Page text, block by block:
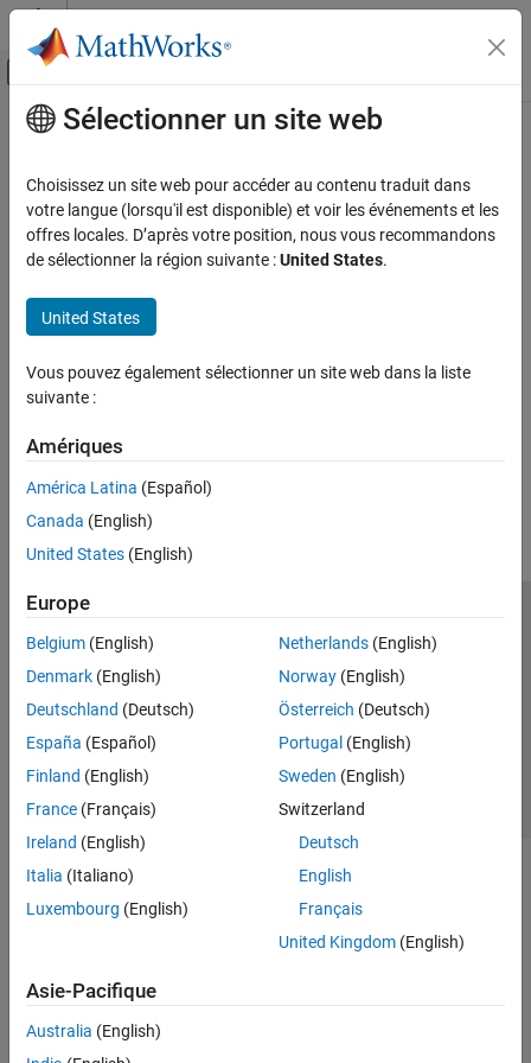
Passer au contenu
Activer/désactiver l'affichage du menu
Accueil de la documentation
Contenu principal
How useful was this information?
Sélectionner un site web
Choisissez un site web pour accéder au contenu traduit dans
votre langue (lorsqu'il est disponible) et voir les événements et les
offres locales. D’après votre position, nous vous recommandons
de sélectionner la région suivante :United States.
United States
Vous pouvez également sélectionner un site web dans la liste
suivante :
Amériques
América Latina (Español)
Canada (English)
United States (English)
Europe
Belgium (English)
Denmark (English)
Deutschland (Deutsch)
España (Español)
Finland (English)
France (Français)
Ireland (English)
Italia (Italiano)
Luxembourg (English)
Netherlands(English)
Norway(English)
Österreich (Deutsch)
Portugal (English)
Sweden (English)
Switzerland
Deutsch
English
Français
United Kingdom(English)
Asie-Pacifique
Australia (English)
Lutte anti-piratage
Contacts locaux
© 1994-2026 The MathWorks, Inc.